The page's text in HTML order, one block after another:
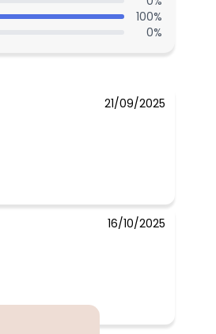
N/D*
N/D*
N/D*
100%
0%
21/09/2025
16/10/2025